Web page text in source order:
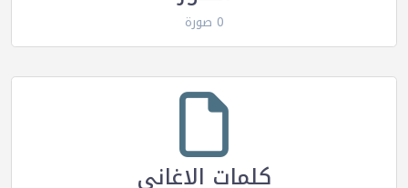
0 صورة
كلمات الاغاني